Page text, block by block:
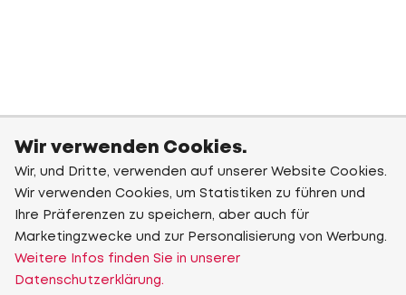
Wir verwenden Cookies.
Wir, und Dritte, verwenden auf unserer Website Cookies.
Wir verwenden Cookies, um Statistiken zu führen und
Ihre Präferenzen zu speichern, aber auch für
Marketingzwecke und zur Personalisierung von Werbung.
Weitere Infos finden Sie in unserer
Datenschutzerklärung.